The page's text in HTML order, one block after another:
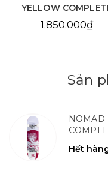
YELLOW
1.850.000₫
Sản
NOMAD
Hết